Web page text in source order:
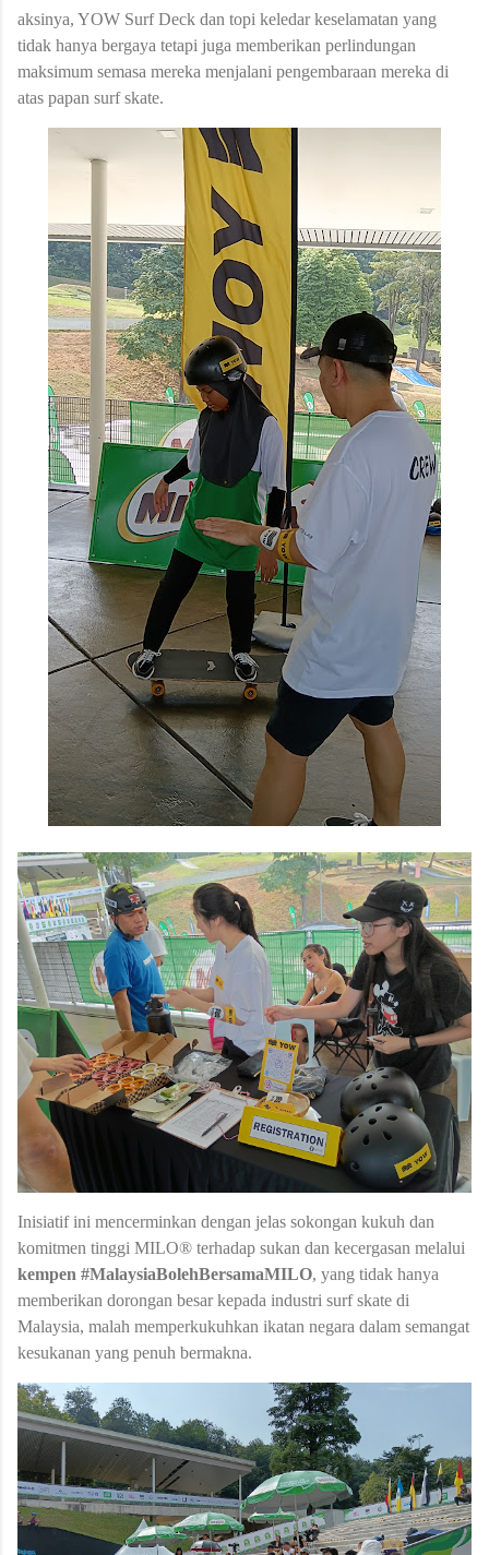
aksinya, YOW Surf Deck dan topi keledar keselamatan yang
tidak hanya bergaya tetapi juga memberikan perlindungan
maksimum semasa mereka menjalani pengembaraan mereka di
atas papan surf skate.
Inisiatif ini mencerminkan dengan jelas sokongan kukuh dan
komitmen tinggi MILO® terhadap sukan dan kecergasan melalui
kempen #MalaysiaBolehBersamaMILO, yang tidak hanya
memberikan dorongan besar kepada industri surf skate di
Malaysia, malah memperkukuhkan ikatan negara dalam semangat
kesukanan yang penuh bermakna.